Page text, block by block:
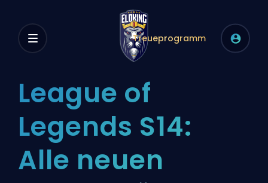
Treueprogramm
League of
Legends S14:
Alle neuen